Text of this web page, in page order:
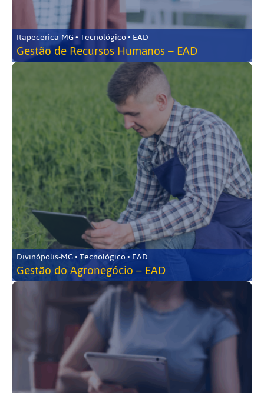
Itapecerica-MG • Tecnológico • EAD
Gestão de Recursos Humanos – EAD
Divinópolis-MG • Tecnológico • EAD
Gestão do Agronegócio – EAD